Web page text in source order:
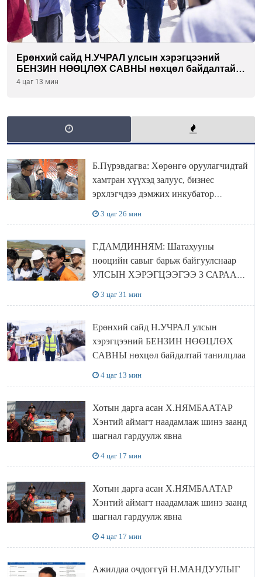
Ерөнхий сайд Н.УЧРАЛ улсын хэрэгцээний
БЕНЗИН НӨӨЦЛӨХ САВНЫ нөхцөл байдалтай
танилцлаа
4 цаг 13 мин
Б.Пүрэвдагва: Хөрөнгө оруулагчидтай
хамтран хүүхэд залуус, бизнес
эрхлэгчдээ дэмжих инкубатор
3 цаг 26 мин
Г.ДАМДИННЯМ: Шатахууны
нөөцийн савыг барьж байгуулснаар
УЛСЫН ХЭРЭГЦЭЭГЭЭ 3 САРААР
3 цаг 31 мин
Ерөнхий сайд Н.УЧРАЛ улсын
хэрэгцээний БЕНЗИН НӨӨЦЛӨХ
САВНЫ нөхцөл байдалтай танилцлаа
4 цаг 13 мин
Хотын дарга асан Х.НЯМБААТАР
Хэнтий аймагт наадамлаж шинэ заанд
шагнал гардуулж явна
4 цаг 17 мин
Хотын дарга асан Х.НЯМБААТАР
Хэнтий аймагт наадамлаж шинэ заанд
шагнал гардуулж явна
4 цаг 17 мин
Ажилдаа очдоггүй Н.МАНДУУЛЫГ